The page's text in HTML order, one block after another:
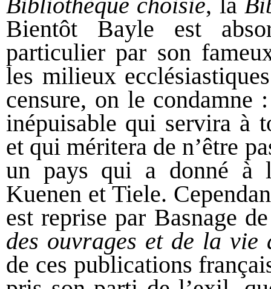
Bientôt Bayle est
particulier par son
les milieux
censure, on le condamne
inépuisable qui servira à
et qui méritera de n’être
un pays qui a donné à
Kuenen et Tiele.
est reprise par Basnage
des ouvrages et de la vie
de ces publications